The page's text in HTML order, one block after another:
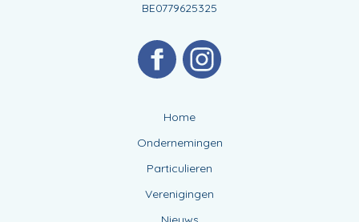
BE0779625325
Home
Ondernemingen
Particulieren
Verenigingen